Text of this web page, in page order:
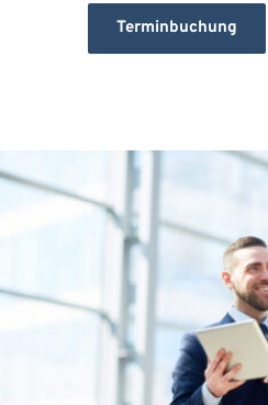
Terminbuchung